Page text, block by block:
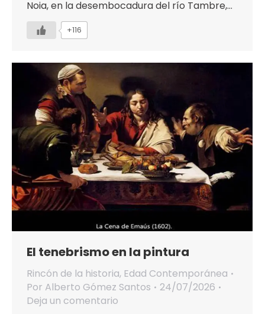
Noia, en la desembocadura del río Tambre,…
+116
El tenebrismo en la pintura
Rincón de la historia, Edad Contemporánea
Por Alberto Gómez Santos
24/07/2026
Deja un comentario